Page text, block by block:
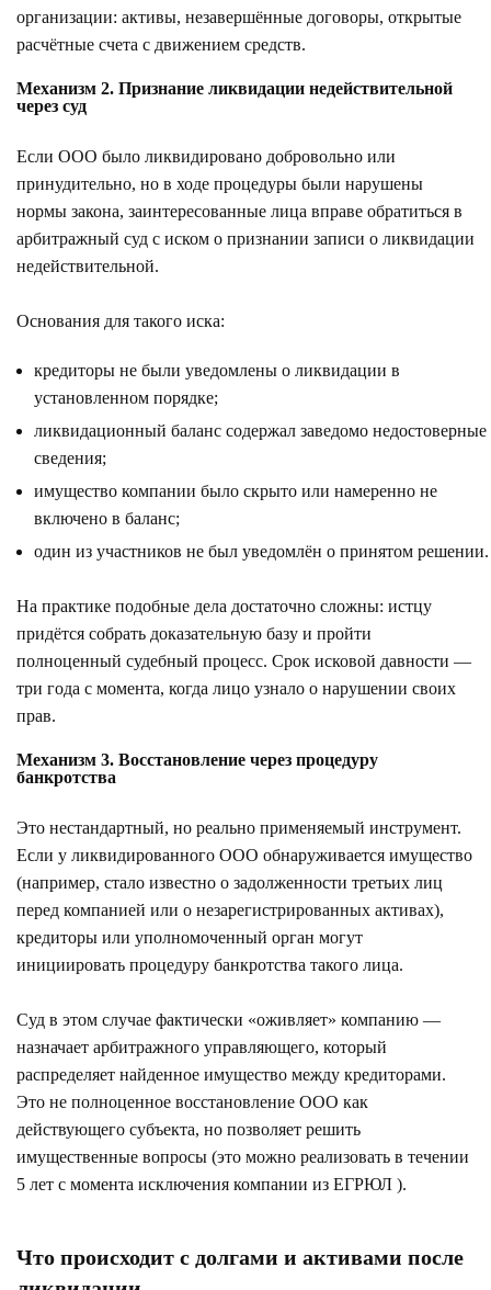
организации: активы, незавершённые договоры, открытые
расчётные счета с движением средств.
Механизм 2. Признание ликвидации недействительной
через суд
Если ООО было ликвидировано добровольно или
принудительно, но в ходе процедуры были нарушены
нормы закона, заинтересованные лица вправе обратиться в
арбитражный суд с иском о признании записи о ликвидации
недействительной.
Основания для такого иска:
кредиторы не были уведомлены о ликвидации в
установленном порядке;
ликвидационный баланс содержал заведомо недостоверные
сведения;
имущество компании было скрыто или намеренно не
включено в баланс;
один из участников не был уведомлён о принятом решении.
На практике подобные дела достаточно сложны: истцу
придётся собрать доказательную базу и пройти
полноценный судебный процесс. Срок исковой давности —
три года с момента, когда лицо узнало о нарушении своих
прав.
Механизм 3. Восстановление через процедуру
банкротства
Это нестандартный, но реально применяемый инструмент.
Если у ликвидированного ООО обнаруживается имущество
(например, стало известно о задолженности третьих лиц
перед компанией или о незарегистрированных активах),
кредиторы или уполномоченный орган могут
инициировать процедуру банкротства такого лица.
Суд в этом случае фактически «оживляет» компанию —
назначает арбитражного управляющего, который
распределяет найденное имущество между кредиторами.
Это не полноценное восстановление ООО как
действующего субъекта, но позволяет решить
имущественные вопросы (это можно реализовать в течении
5 лет с момента исключения компании из ЕГРЮЛ ).
Что происходит с долгами и активами после